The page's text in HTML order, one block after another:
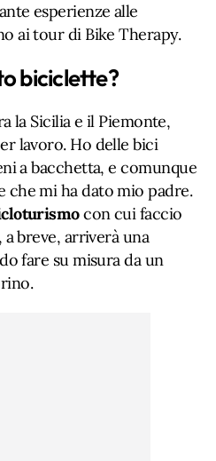
esperienze alle
ai tour di Bike Therapy.
biciclette?
la Sicilia e il Piemonte,
lavoro. Ho delle bici
a bacchetta, e comunque
che mi ha dato mio padre.
con cui faccio
breve, arriverà una
fare su misura da un